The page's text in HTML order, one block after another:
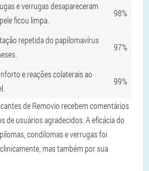
e verrugas desapareceram
ficou limpa.
98%
repetida do papilomavírus
97%
e reações colaterais ao
99%
de Removio recebem comentários
de usuários agradecidos. A eficácia do
condilomas e verrugas foi
mas também por sua